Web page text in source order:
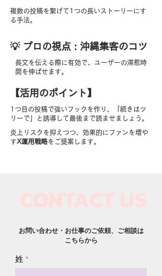
複数の投稿を繋げて1つの長いストーリーにす
る手法。
​💡 プロの視点 : 沖縄集客のコツ
長文を伝える際に有効で、ユーザーの滞惹時
間を伸ばせます。
【​活用のポイント】
1つ目の投稿で強いフックを作り、「続きはツ
リーで」と誘導して最後まで読ませましょう。
炎上リスクを抑えつつ、効果的にファンを増や
すX運用戦略をご提案します。
お問い合わせ・お仕事のご依頼、ご相談は
こちらから
姓